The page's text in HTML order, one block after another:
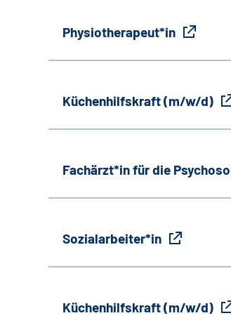
Physiotherapeut*in
Küchenhilfskraft (m/w/d)
Fachärzt*in für die
Sozialarbeiter*in
Küchenhilfskraft (m/w/d)